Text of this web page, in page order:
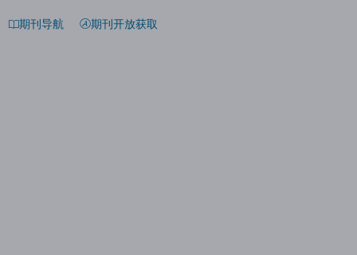
期刊导航 期刊开放获取